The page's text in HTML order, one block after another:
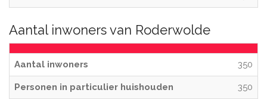
Aantal inwoners van Roderwolde
Aantal inwoners 350
Personen in particulier huishouden 350